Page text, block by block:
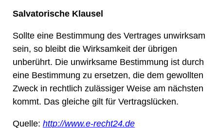
Salvatorische Klausel
Sollte eine Bestimmung des Vertrages unwirksam
sein, so bleibt die Wirksamkeit der übrigen
unberührt. Die unwirksame Bestimmung ist durch
eine Bestimmung zu ersetzen, die dem gewollten
Zweck in rechtlich zulässiger Weise am nächsten
kommt. Das gleiche gilt für Vertragslücken.
Quelle: http://www.e-recht24.de